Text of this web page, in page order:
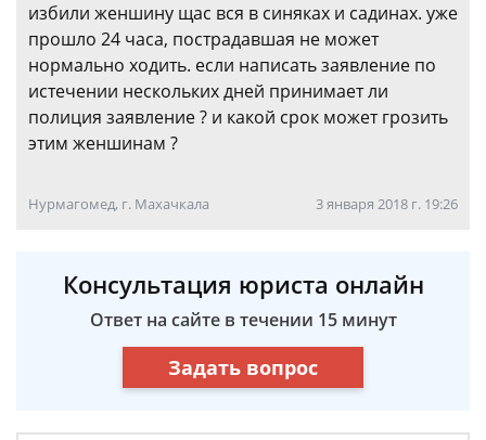
избили женшину щас вся в синяках и садинах. уже
прошло 24 часа, пострадавшая не может
нормально ходить. если написать заявление по
истечении нескольких дней принимает ли
полиция заявление ? и какой срок может грозить
этим женшинам ?
Нурмагомед, г. Махачкала 3 января 2018 г. 19:26
Консультация юриста онлайн
Ответ на сайте в течении 15 минут
Задать вопрос